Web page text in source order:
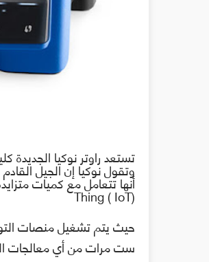
تستعد راوترنوكياالجديدة
وتقول نوكيا إن الجيل
أنها تتعامل مع كميات
Thing ( IoT)
حيث يتم تشغيل منصات
ست مرات من أي معالجات